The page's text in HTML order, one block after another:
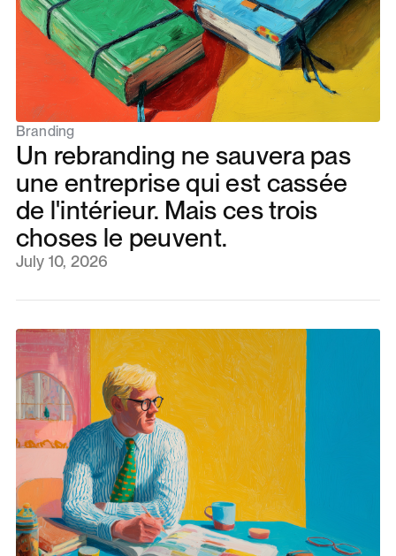
Branding
Un rebranding ne sauvera pas
une entreprise qui est cassée
de l'intérieur. Mais ces trois
choses le peuvent.
July 10, 2026